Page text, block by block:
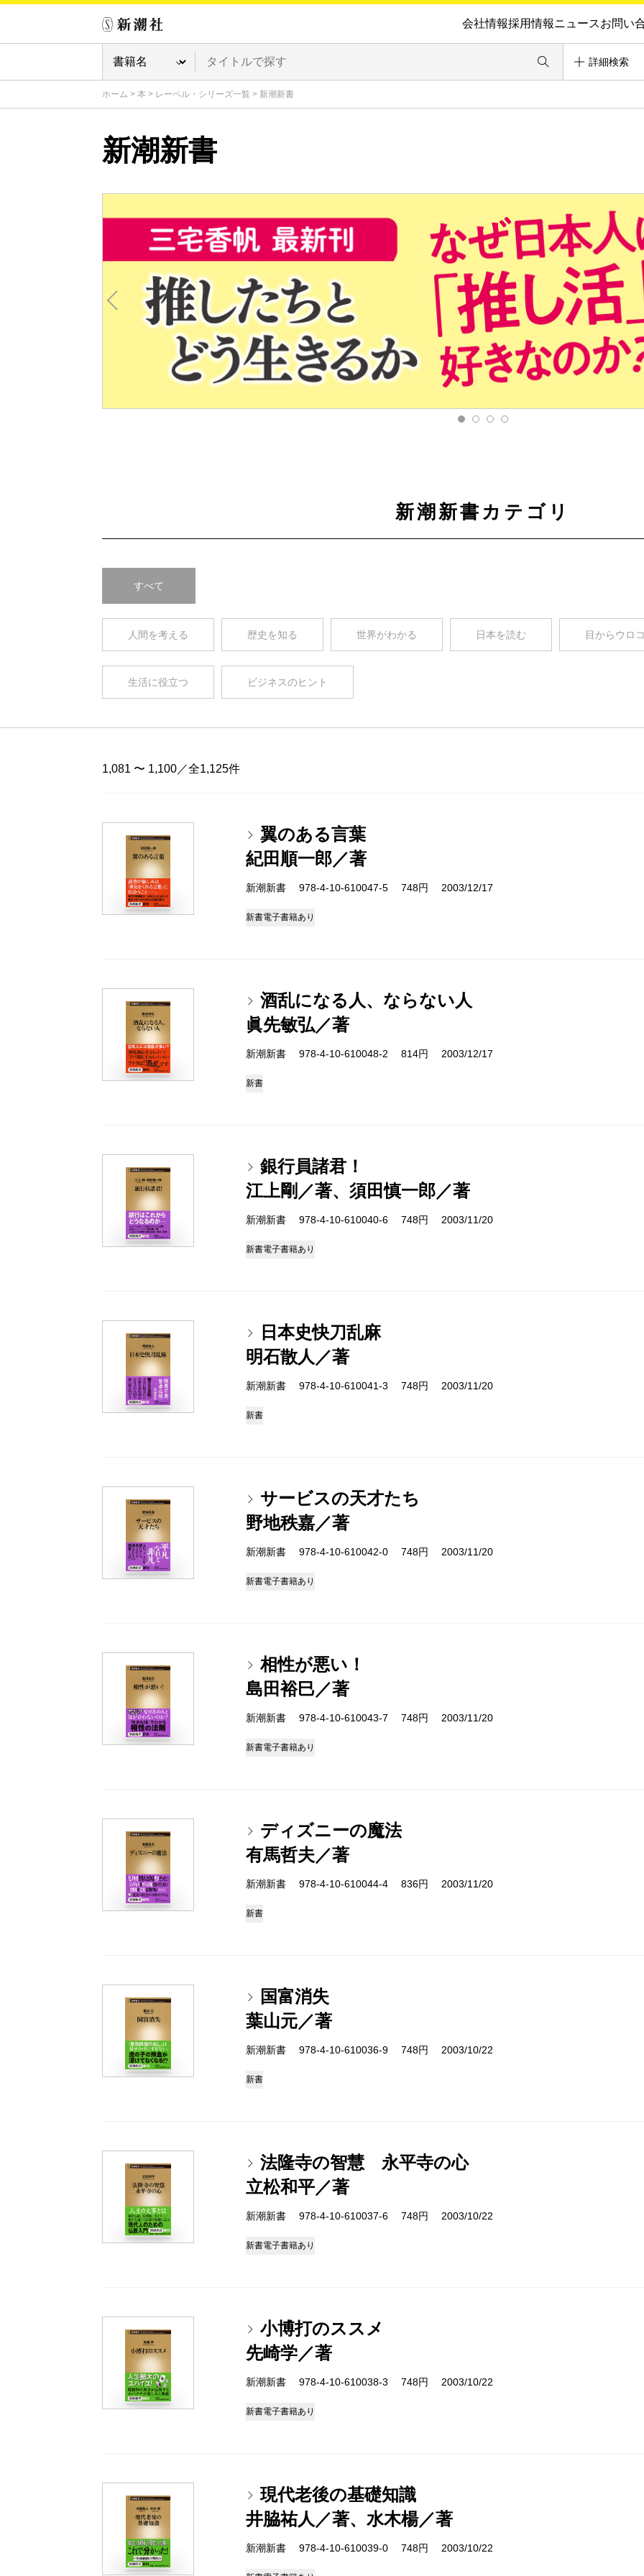
会社情報採用情報ニュースお問い
詳細検索
ホーム > 本 > レーベル・シリーズ一覧 > 新潮新書
新潮新書
新潮新書カテゴリ
すべて
人間を考える 歴史を知る 世界がわかる 日本を読む 目からウロコ
生活に役立つ ビジネスのヒント
1,081 〜 1,100／全1,125件
翼のある言葉
紀田順一郎／著
新潮新書 978-4-10-610047-5 748円 2003/12/17
新書電子書籍あり
酒乱になる人、ならない人
眞先敏弘／著
新潮新書 978-4-10-610048-2 814円 2003/12/17
新書
銀行員諸君！
江上剛／著、須田慎一郎／著
新潮新書 978-4-10-610040-6 748円 2003/11/20
新書電子書籍あり
日本史快刀乱麻
明石散人／著
新潮新書 978-4-10-610041-3 748円 2003/11/20
新書
サービスの天才たち
野地秩嘉／著
新潮新書 978-4-10-610042-0 748円 2003/11/20
新書電子書籍あり
相性が悪い！
島田裕巳／著
新潮新書 978-4-10-610043-7 748円 2003/11/20
新書電子書籍あり
ディズニーの魔法
有馬哲夫／著
新潮新書 978-4-10-610044-4 836円 2003/11/20
新書
国富消失
葉山元／著
新潮新書 978-4-10-610036-9 748円 2003/10/22
新書
法隆寺の智慧 永平寺の心
立松和平／著
新潮新書 978-4-10-610037-6 748円 2003/10/22
新書電子書籍あり
小博打のススメ
先崎学／著
新潮新書 978-4-10-610038-3 748円 2003/10/22
新書電子書籍あり
現代老後の基礎知識
井脇祐人／著、水木楊／著
新潮新書 978-4-10-610039-0 748円 2003/10/22